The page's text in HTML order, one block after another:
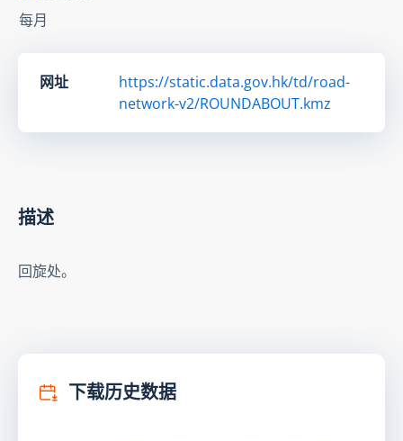
每月
网址
https://static.data.gov.hk/td/road-
network-v2/ROUNDABOUT.kmz
描述
回旋处。
下载历史数据